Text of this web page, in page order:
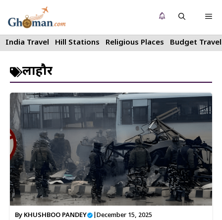
to
content
India Travel Hill Stations Religious Places Budget Travel
लाहौर
By KHUSHBOO PANDEY December 15, 2025